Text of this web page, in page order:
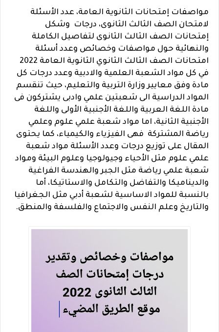
مواصفات إمتحانات الثانوية العامة، عدد الأسئلة
لامتحان الصف الثالث الثانوى، درجات وشكل
إمتحانات الصف الثالث الثانوى لتفاصيل الكاملة
والنهائية حول مواصفات وخصائص وعدد أسئلة
امتحانات الصف الثالث الثانوي الثانوية العامة 2022
في كل مواد الشعبة العلمية والادبية وعدد درجات كل
مادة وفق معايير وزارة التربية والتعليم، حيث تنقسم
المواد الدراسية الى شعبتين علمي وادبى يشتركون فى
مادة اللغة العربية واللغة الأجنبية الأولى واللغة
الأجنبية الثانية، اما مواد شعبة علمي علوم وعلمي
رياضة المشتركة فهى الفيزياء والكيمياء، كما يحتوى
المقال على توزيع درجات وعدد الأسئلة مواد شعبة
علمي علوم مثل الأحياء وجيولوجيا وعلوم البيئة ومواد
شعبة علمي رياضة مثل الجبر والهندسة الفراغية
والديناميكا والتفاضل والتكامل والاستاتيكا، أما
بالنسبة للمواد الاساسية لشعبة أدبي مثل الجغرافيا
والتاريخ وعلم النفس والاجتماع والفلسفة والمنطق.